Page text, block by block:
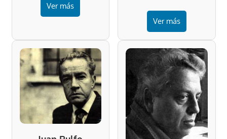
Ver más
Ver más